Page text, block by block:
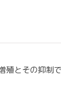
とその抑制